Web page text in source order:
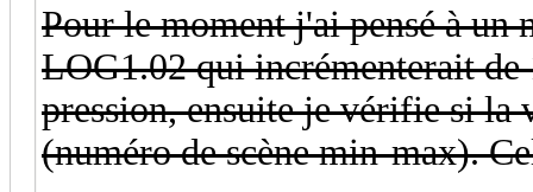
Pour le moment j'ai pensé à
LOG1.02 qui incrémenterait de
pression, ensuite je vérifie si la
(numéro de scène min-max).